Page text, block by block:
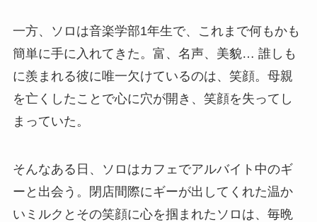
一方、ソロは音楽学部1年生で、これまで何もかも
簡単に手に入れてきた。富、名声、美貌… 誰しも
に羨まれる彼に唯一欠けているのは、笑顔。母親
を亡くしたことで心に穴が開き、笑顔を失ってし
まっていた。
そんなある日、ソロはカフェでアルバイト中のギ
ーと出会う。閉店間際にギーが出してくれた温か
いミルクとその笑顔に心を掴まれたソロは、毎晩